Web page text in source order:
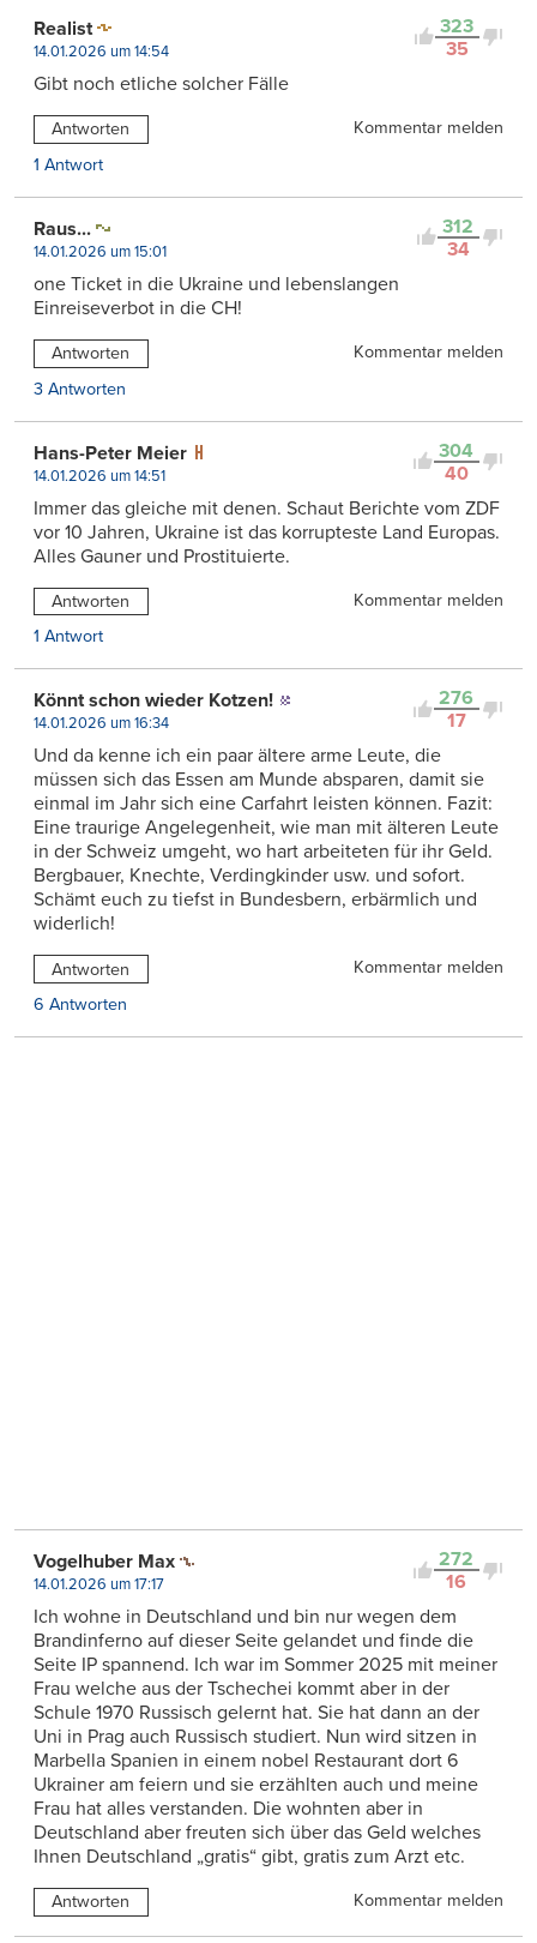
323
35
Realist
14.01.2026 um 14:54
Gibt noch etliche solcher Fälle
Antworten
Kommentar melden
1 Antwort
312
34
Raus...
14.01.2026 um 15:01
one Ticket in die Ukraine und lebenslangen
Einreiseverbot in die CH!
Antworten
Kommentar melden
3 Antworten
304
40
Hans-Peter Meier
14.01.2026 um 14:51
Immer das gleiche mit denen. Schaut Berichte vom ZDF
vor 10 Jahren, Ukraine ist das korrupteste Land Europas.
Alles Gauner und Prostituierte.
Antworten
Kommentar melden
1 Antwort
276
17
Könnt schon wieder Kotzen!
14.01.2026 um 16:34
Und da kenne ich ein paar ältere arme Leute, die
müssen sich das Essen am Munde absparen, damit sie
einmal im Jahr sich eine Carfahrt leisten können. Fazit:
Eine traurige Angelegenheit, wie man mit älteren Leute
in der Schweiz umgeht, wo hart arbeiteten für ihr Geld.
Bergbauer, Knechte, Verdingkinder usw. und sofort.
Schämt euch zu tiefst in Bundesbern, erbärmlich und
widerlich!
Antworten
Kommentar melden
6 Antworten
272
16
Vogelhuber Max
14.01.2026 um 17:17
Ich wohne in Deutschland und bin nur wegen dem
Brandinferno auf dieser Seite gelandet und finde die
Seite IP spannend. Ich war im Sommer 2025 mit meiner
Frau welche aus der Tschechei kommt aber in der
Schule 1970 Russisch gelernt hat. Sie hat dann an der
Uni in Prag auch Russisch studiert. Nun wird sitzen in
Marbella Spanien in einem nobel Restaurant dort 6
Ukrainer am feiern und sie erzählten auch und meine
Frau hat alles verstanden. Die wohnten aber in
Deutschland aber freuten sich über das Geld welches
Ihnen Deutschland „gratis“ gibt, gratis zum Arzt etc.
Antworten Kommentar melden